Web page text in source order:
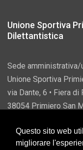
Unione Sportiva
Dilettantistica
Sede amministrativa/
Unione Sportiva
via Dante, 6 • Fiera di
38054 Primiero San
Questo sito web
migliorare